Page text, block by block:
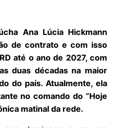
Ana Lúcia Hickmann
de contrato e com isso
até o ano de 2027, com
duas décadas na maior
do país. Atualmente, ela
no comando do “Hoje
matinal da rede.